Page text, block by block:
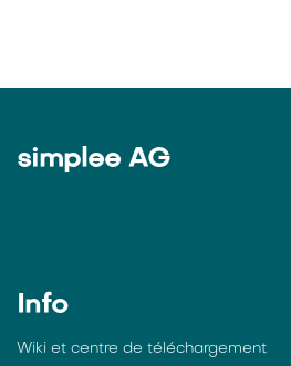
simplee AG
Info
Wiki et centre de téléchargement